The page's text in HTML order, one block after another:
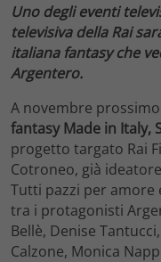
Uno degli eventi
televisiva della Rai
italiana fantasy che
Argentero.
A novembre
fantasy Made in Italy,
progetto targato Rai
Cotroneo, già
Tutti pazzi per amore
tra i protagonisti
Bellè, Denise
Calzone, Monica